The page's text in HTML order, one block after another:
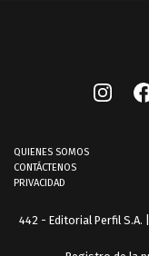
QUIENES SOMOS
CONTÁCTENOS
PRIVACIDAD
442 - Editorial Perfil S.A.